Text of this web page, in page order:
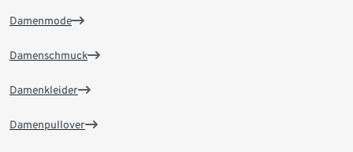
Damenmode
Damenschmuck
Damenkleider
Damenpullover